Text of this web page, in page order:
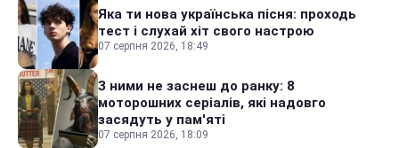
Яка ти нова українська пісня: проходь
тест і слухай хіт свого настрою
07 серпня 2026, 18:49
З ними не заснеш до ранку: 8
моторошних серіалів, які надовго
засядуть у пам'яті
07 серпня 2026, 18:09